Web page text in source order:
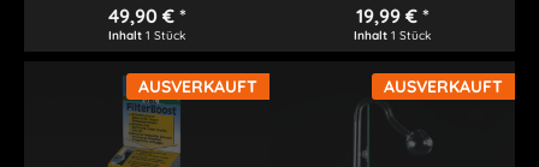
49,90 € *
Inhalt1 Stück
19,99 € *
Inhalt1 Stück
AUSVERKAUFT AUSVERKAUFT